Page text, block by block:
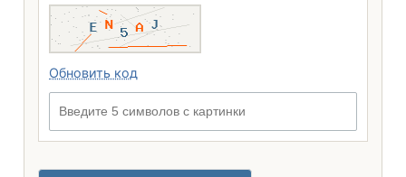
Обновить код